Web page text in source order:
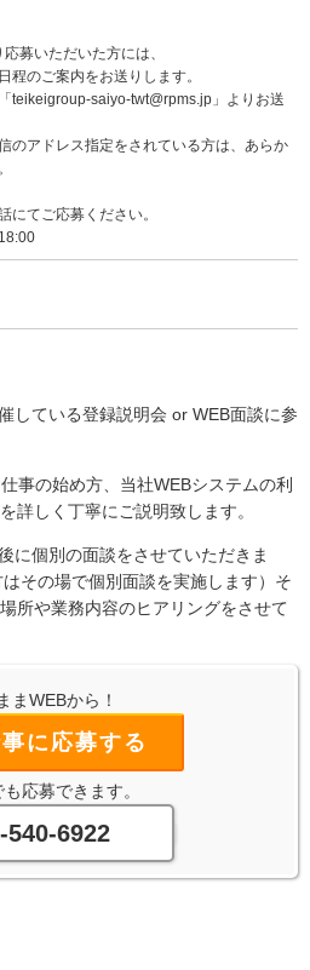
募いただいた方には、
程のご案内をお送りします。
teikeigroup-saiyo-twt@rpms.jp」よりお送
のアドレス指定をされている方は、あらか
にてご応募ください。
している登録説明会 or WEB面談に参
事の始め方、当社WEBシステムの利
詳しく丁寧にご説明致します。
に個別の面談をさせていただきま
その場で個別面談を実施します）そ
所や業務内容のヒアリングをさせて
まWEBから！
に応募する
応募できます。
540-6922